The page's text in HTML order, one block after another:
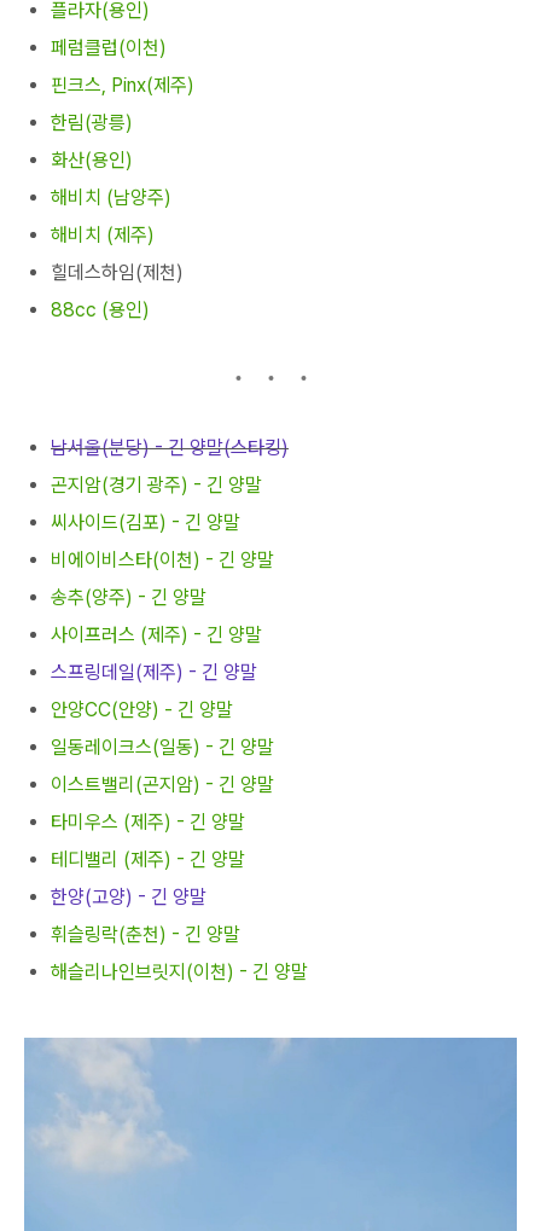
플라자(용인)
페럼클럽(이천)
핀크스, Pinx(제주)
한림(광릉)
화산(용인)
해비치 (남양주)
해비치 (제주)
힐데스하임(제천)
88cc (용인)
남서울(분당) - 긴 양말(스타킹)
곤지암(경기 광주) - 긴 양말
씨사이드(김포) - 긴 양말
비에이비스타(이천) - 긴 양말
송추(양주) - 긴 양말
사이프러스 (제주) - 긴 양말
스프링데일(제주) - 긴 양말
안양CC(안양) - 긴 양말
일동레이크스(일동) - 긴 양말
이스트밸리(곤지암) - 긴 양말
타미우스 (제주) - 긴 양말
테디밸리 (제주) - 긴 양말
한양(고양) - 긴 양말
휘슬링락(춘천) - 긴 양말
해슬리나인브릿지(이천) - 긴 양말